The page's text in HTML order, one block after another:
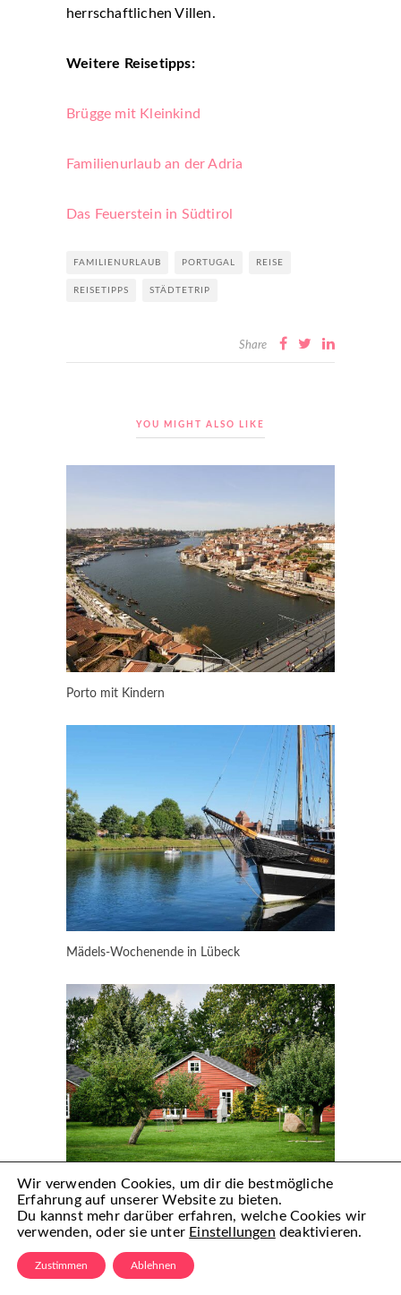
herrschaftlichen Villen.
Weitere Reisetipps:
Brügge mit Kleinkind
Familienurlaub an der Adria
Das Feuerstein in Südtirol
FAMILIENURLAUB PORTUGAL REISE
REISETIPPS STÄDTETRIP
Share
YOU MIGHT ALSO LIKE
Porto mit Kindern
Mädels-Wochenende in Lübeck
Ferien auf dem Bauernhof: Kolauerhof
Wir verwenden Cookies, um dir die bestmögliche
Erfahrung auf unserer Website zu bieten.
Du kannst mehr darüber erfahren, welche Cookies wir
verwenden, oder sie unter Einstellungen deaktivieren.
Zustimmen Ablehnen